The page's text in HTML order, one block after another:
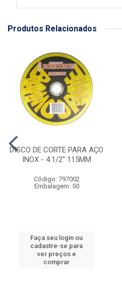
Produtos Relacionados
DISCO DE CORTE PARA AÇO
INOX - 4.1/2'' 115MM
Código: 797002
Embalagem: 50
Faça seu login ou
cadastre-se para
ver preços e
comprar